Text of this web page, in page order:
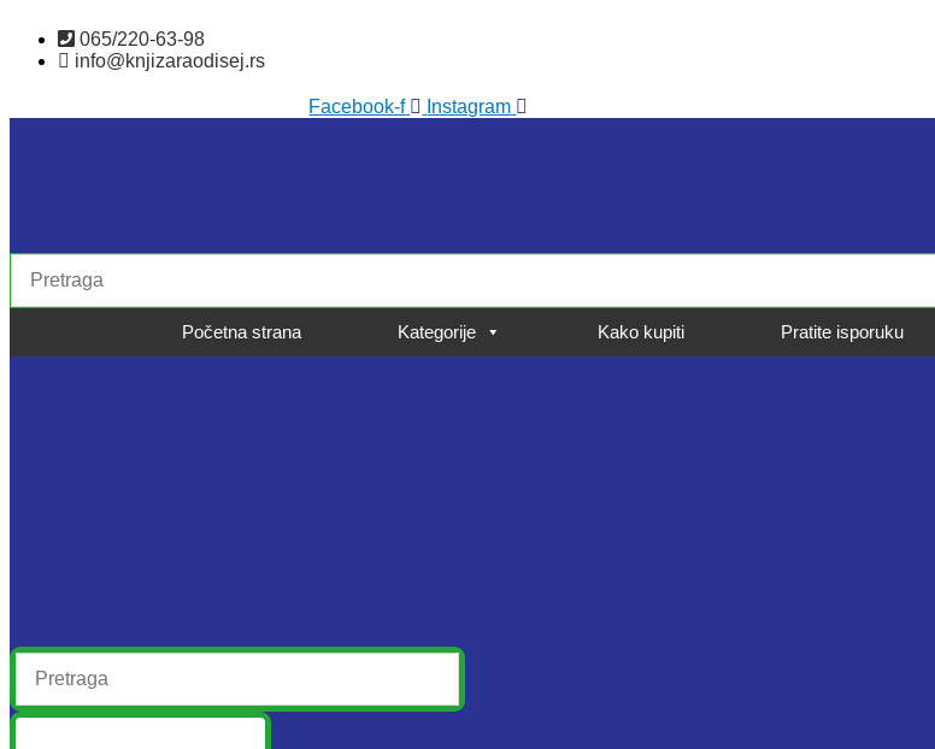
sadržaj
065/220-63-98
info@knjizaraodisej.rs
Facebook-f Instagram
Početna strana Kategorije Kako kupiti Pratite isporuku